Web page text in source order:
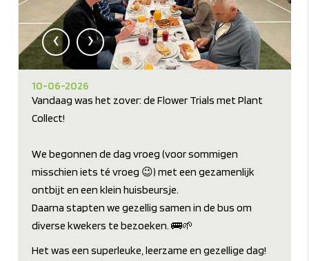
‹ ›
10-06-2026
Vandaag was het zover: de Flower Trials met Plant
Collect!
We begonnen de dag vroeg (voor sommigen
misschien iets té vroeg 😉) met een gezamenlijk
ontbijt en een klein huisbeursje.
Daarna stapten we gezellig samen in de bus om
diverse kwekers te bezoeken. 🚌🌱
Het was een superleuke, leerzame en gezellige dag!